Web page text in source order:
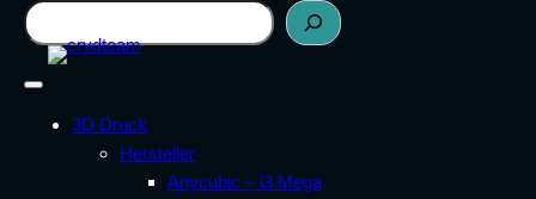
Zum
Inhalt
springen
Suchen
3D Druck
Hersteller
Anycubic – i3 Mega